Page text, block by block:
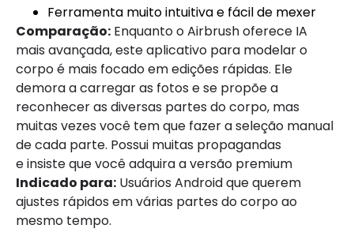
Ferramenta muito intuitiva e fácil de mexer
Comparação: Enquanto o Airbrush oferece IA
mais avançada, este aplicativo para modelar o
corpo é mais focado em edições rápidas. Ele
demora a carregar as fotos e se propõe a
reconhecer as diversas partes do corpo, mas
muitas vezes você tem que fazer a seleção manual
de cada parte. Possui muitas propagandas
e insiste que você adquira a versão premium
Indicado para: Usuários Android que querem
ajustes rápidos em várias partes do corpo ao
mesmo tempo.